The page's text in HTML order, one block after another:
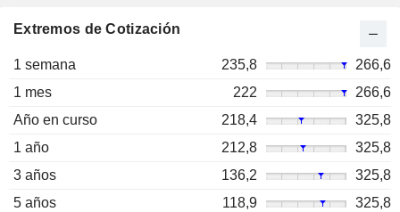
Extremos de Cotización
1 semana 235,8
266,6
1 mes
222
266,6
Año en curso
218,4
325,8
1 año
212,8
325,8
3 años
136,2
325,8
5 años
118,9
325,8